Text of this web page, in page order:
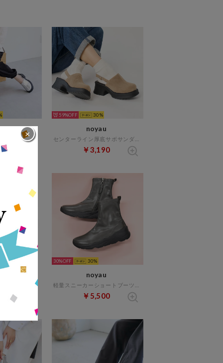
センターライン厚底サボサンダル （シルバー）
59% 30
noyau
￥3,190
2WAYリボンストラップミュールパンプス （シルバー）
30% 30
noyau
￥5,500
×